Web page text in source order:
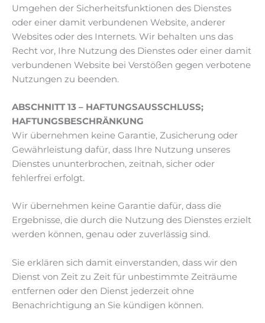
Umgehen der Sicherheitsfunktionen des Dienstes
oder einer damit verbundenen Website, anderer
Websites oder des Internets. Wir behalten uns das
Recht vor, Ihre Nutzung des Dienstes oder einer damit
verbundenen Website bei Verstößen gegen verbotene
Nutzungen zu beenden.
ABSCHNITT 13 – HAFTUNGSAUSSCHLUSS;
HAFTUNGSBESCHRÄNKUNG
Wir übernehmen keine Garantie, Zusicherung oder
Gewährleistung dafür, dass Ihre Nutzung unseres
Dienstes ununterbrochen, zeitnah, sicher oder
fehlerfrei erfolgt.
Wir übernehmen keine Garantie dafür, dass die
Ergebnisse, die durch die Nutzung des Dienstes erzielt
werden können, genau oder zuverlässig sind.
Sie erklären sich damit einverstanden, dass wir den
Dienst von Zeit zu Zeit für unbestimmte Zeiträume
entfernen oder den Dienst jederzeit ohne
Benachrichtigung an Sie kündigen können.